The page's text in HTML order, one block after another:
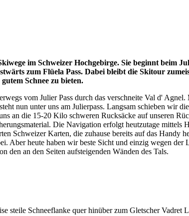
im Schweizer Hochgebirge. Sie beginnt beim
zum Flüela Pass. Dabei bleibt die Skitour
Schnee zu bieten.
vom Julier Pass durch das verschneite Val d'
nun unter uns am Julierpass. Langsam schieben wir
an die 15-20 Kilo schweren Rucksäcke auf unseren
Die Navigation erfolgt heutzutage mittels
Schweizer Karten, die zuhause bereits auf das Handy
Aber heute haben wir beste Sicht und einzig wegen der
den an den Seiten aufsteigenden Wänden des Tals.
steile Schneeflanke quer hinüber zum Gletscher Vadret